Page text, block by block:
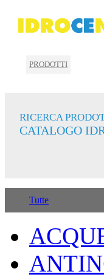
PRODOTTI
RICERCA
CATALOGO
Tutte